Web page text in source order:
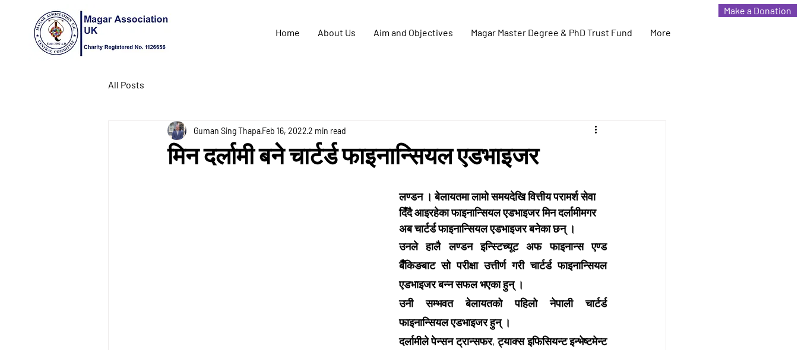
Make a Donation
Home
About Us Aim and Objectives Magar Master Degree & PhD Trust Fund More
All Posts
मिन दर्लामी बने चार्टर्ड फाइनान्सियल एडभाइजर
Guman Sing ThapaFeb 16, 20222 min read
लण्डन । बेलायतमा लामो समयदेखि वित्तीय परामर्श सेवा
दिँदै आइरहेका फाइनान्सियल एडभाइजर मिन दर्लामीमगर
अब चार्टर्ड फाइनान्सियल एडभाइजर बनेका छन् ।
उनले हालै लण्डन इन्स्टिच्यूट अफ फाइनान्स एण्ड
बैँकिङबाट सो परीक्षा उत्तीर्ण गरी चार्टर्ड फाइनान्सियल
एडभाइजर बन्न सफल भएका हुन् ।
उनी सम्भवत बेलायतको पहिलो नेपाली चार्टर्ड
फाइनान्सियल एडभाइजर हुन् ।
दर्लामीले पेन्सन ट्रान्सफर, ट्याक्स इफिसियन्ट इन्भेष्टमेन्ट